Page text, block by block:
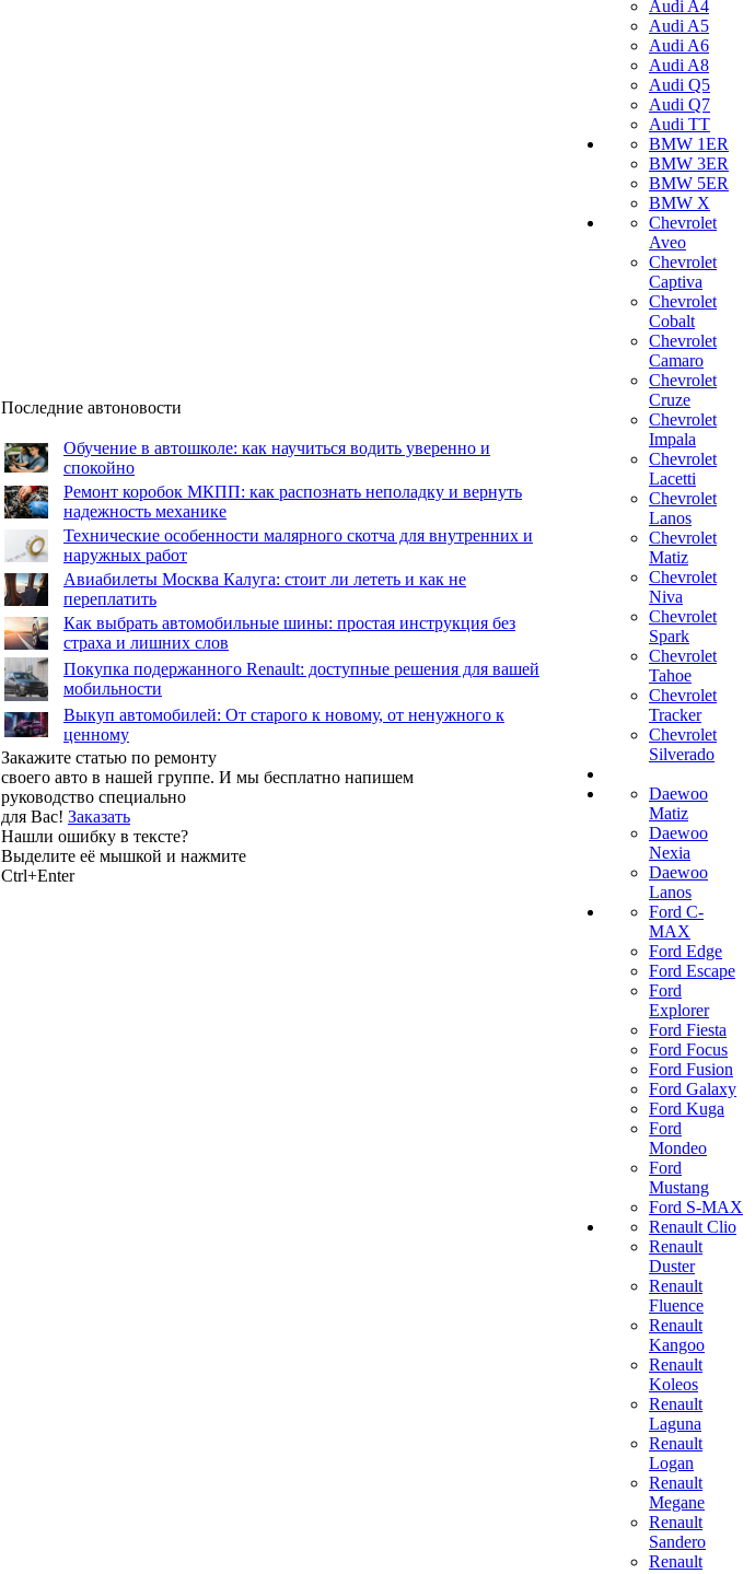
Последние автоновости
Обучение в автошколе: как научиться водить уверенно и
спокойно
Ремонт коробок МКПП: как распознать неполадку и вернуть
надежность механике
Технические особенности малярного скотча для внутренних и
наружных работ
Авиабилеты Москва Калуга: стоит ли лететь и как не
переплатить
Как выбрать автомобильные шины: простая инструкция без
страха и лишних слов
Покупка подержанного Renault: доступные решения для вашей
мобильности
Выкуп автомобилей: От старого к новому, от ненужного к
ценному
Закажите статью по ремонту
своего авто в нашей группе. И мы бесплатно напишем
руководство специально
для Вас! Заказать
Нашли ошибку в тексте?
Выделите её мышкой и нажмите
Ctrl+Enter
Audi A4
Audi A5
Audi A6
Audi A8
Audi Q5
Audi Q7
Audi TT
BMW 1ER
BMW 3ER
BMW 5ER
BMW X
Chevrolet
Aveo
Chevrolet
Captiva
Chevrolet
Cobalt
Chevrolet
Camaro
Chevrolet
Cruze
Chevrolet
Impala
Chevrolet
Lacetti
Chevrolet
Lanos
Chevrolet
Matiz
Chevrolet
Niva
Chevrolet
Spark
Chevrolet
Tahoe
Chevrolet
Tracker
Chevrolet
Silverado
Daewoo
Matiz
Daewoo
Nexia
Daewoo
Lanos
Ford C-
MAX
Ford Edge
Ford Escape
Ford
Explorer
Ford Fiesta
Ford Focus
Ford Fusion
Ford Galaxy
Ford Kuga
Ford
Mondeo
Ford
Mustang
Ford S-MAX
Renault Clio
Renault
Duster
Renault
Fluence
Renault
Kangoo
Renault
Koleos
Renault
Laguna
Renault
Logan
Renault
Megane
Renault
Sandero
Renault